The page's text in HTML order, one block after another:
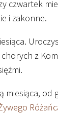
czwartek
i zakonne.
chorych z
miesiąca, od